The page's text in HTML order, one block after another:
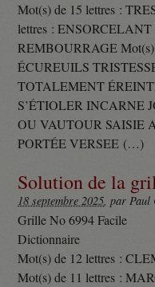
Mot(s) de 15 lettres :
lettres :
REMBOURRAGE
ÉCUREUILS
TOTALEMENT
S’ÉTIOLER INCARNE
OU VAUTOUR SAISIE
PORTÉE VERSEE (…)
Solution de la
18 septembre 2025, par Paul
Grille No 6994 Facile
Dictionnaire
Mot(s) de 12 lettres :
Mot(s) de 11 lettres :